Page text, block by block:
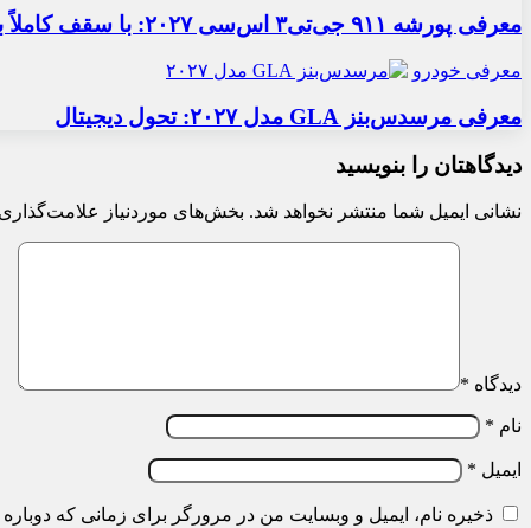
معرفی پورشه ۹۱۱ جی‌تی۳ اس‌سی ۲۰۲۷: با سقف کاملاً برقی
معرفی خودرو
معرفی مرسدس‌بنز GLA مدل ۲۰۲۷: تحول دیجیتال
دیدگاهتان را بنویسید
نشانی ایمیل شما منتشر نخواهد شد. بخش‌های موردنیاز
دیدگاه *
نام *
ایمیل *
ذخیره نام، ایمیل و وبسایت من در مرورگر برای زمانی که